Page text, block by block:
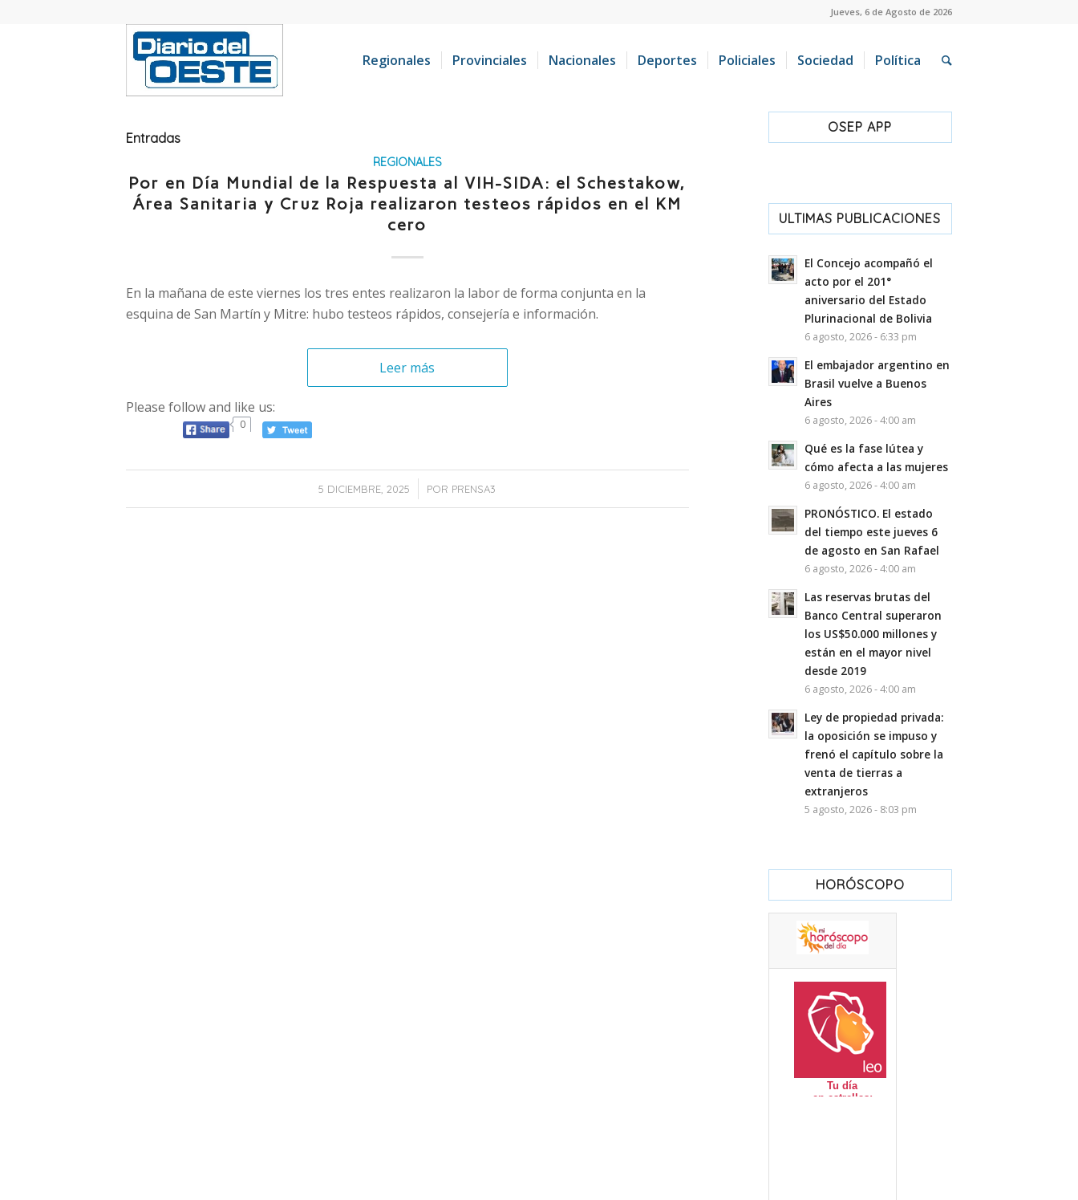
Jueves, 6 de Agosto de 2026
Regionales Provinciales Nacionales Deportes Policiales Sociedad Política
Entradas
REGIONALES
Por en Día Mundial de la Respuesta al VIH-SIDA: el Schestakow,
Área Sanitaria y Cruz Roja realizaron testeos rápidos en el KM
cero
En la mañana de este viernes los tres entes realizaron la labor de forma conjunta en la
esquina de San Martín y Mitre: hubo testeos rápidos, consejería e información.
Leer más
Please follow and like us:
0
5 DICIEMBRE, 2025
/ POR PRENSA3
OSEP APP
ULTIMAS PUBLICACIONES
El Concejo acompañó el
acto por el 201°
aniversario del Estado
Plurinacional de Bolivia
6 agosto, 2026 - 6:33 pm
El embajador argentino en
Brasil vuelve a Buenos
Aires
6 agosto, 2026 - 4:00 am
Qué es la fase lútea y
cómo afecta a las mujeres
6 agosto, 2026 - 4:00 am
PRONÓSTICO. El estado
del tiempo este jueves 6
de agosto en San Rafael
6 agosto, 2026 - 4:00 am
Las reservas brutas del
Banco Central superaron
los US$50.000 millones y
están en el mayor nivel
desde 2019
6 agosto, 2026 - 4:00 am
Ley de propiedad privada:
la oposición se impuso y
frenó el capítulo sobre la
venta de tierras a
extranjeros
5 agosto, 2026 - 8:03 pm
HORÓSCOPO